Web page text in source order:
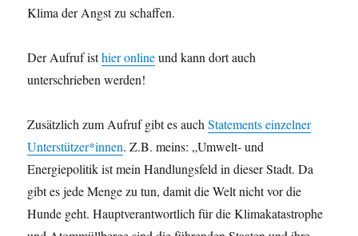
Klima der Angst zu schaffen.
Der Aufruf isthier onlineund kann dort auch
unterschrieben werden!
Zusätzlich zum Aufruf gibt es auchStatements einzelner
Unterstützer*innen. Z.B. meins: „Umwelt- und
Energiepolitik ist mein Handlungsfeld in dieser Stadt. Da
gibt es jede Menge zu tun, damit die Welt nicht vor die
Hunde geht. Hauptverantwortlich für die Klimakatastrophe